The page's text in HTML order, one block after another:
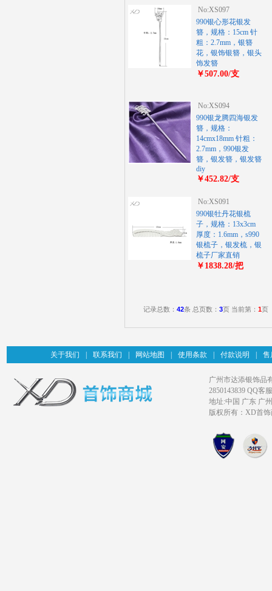
No:XS097
990银心形花银发
簪，规格：15cm 针
粗：2.7mm，银簪
花，银饰银簪，银头
饰发簪
￥507.00/支
No:XS094
990银龙腾四海银发
簪，规格：
14cmx18mm 针粗：
2.7mm，990银发
簪，银发簪，银发簪
diy
￥452.82/支
No:XS091
990银牡丹花银梳
子，规格：13x3cm
厚度：1.6mm，s990
银梳子，银发梳，银
梳子厂家直销
￥1838.28/把
记录总数： 42条 总页数： 3页 当前第： 1页
关于我们 联系我们 网站地图 使用条款 付款说明 售
广州市达添银饰品
2850143839 QQ客
地址:中国 广东 广
版权所有：XD首